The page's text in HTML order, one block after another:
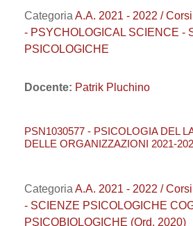
Categoria A.A. 2021 - 2022 /
- PSYCHOLOGICAL SCIENCE -
PSICOLOGICHE
Docente: Patrik Pluchino
PSN1030577 - PSICOLOGIA DEL
DELLE ORGANIZZAZIONI 2021-
Categoria A.A. 2021 - 2022 /
- SCIENZE PSICOLOGICHE
PSICOBIOLOGICHE (Ord. 2020)